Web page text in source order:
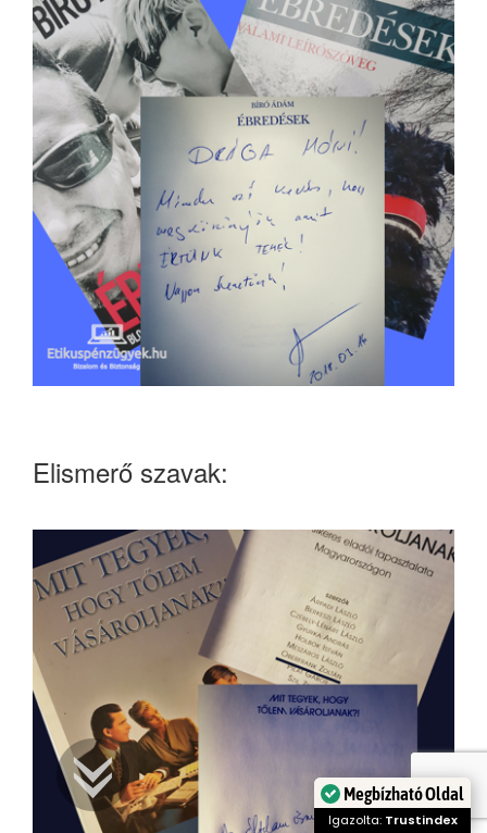
Elismerő szavak:
Megbízható Oldal
Igazolta: Trustindex